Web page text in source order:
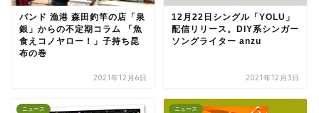
バンド 漁港 森田釣竿の店「泉
銀」からの不定期コラム 「魚
食えコノヤロー！」子持ち昆
布の巻
2021年12月6日
12月22日シングル「YOLU」
配信リリース。DIY系シンガー
ソングライター anzu
2021年12月3日
ニュース ニュース